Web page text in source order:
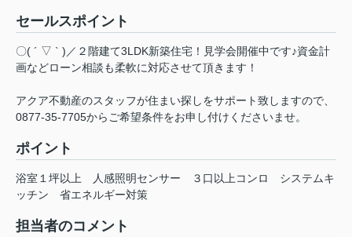
セールスポイント
〇( ´ ▽ ` )／２階建て3LDK新築住宅！見学会開催中です♪資金計
画などローン相談も柔軟に対応させて頂きます！
アクア不動産のスタッフが住まい探しをサポート致しますので、
0877-35-7705からご希望条件をお申し付けくださいませ。
ポイント
浴室１坪以上 人感照明センサー ３口以上コンロ
システムキ
ッチン
省エネルギー対策
担当者のコメント